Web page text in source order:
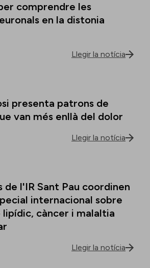
comprendre les
en la distonia
Llegir la notícia
presenta patrons de
van més enllà del dolor
Llegir la notícia
de l'IR Sant Pau coordinen
internacional sobre
càncer i malaltia
Llegir la notícia